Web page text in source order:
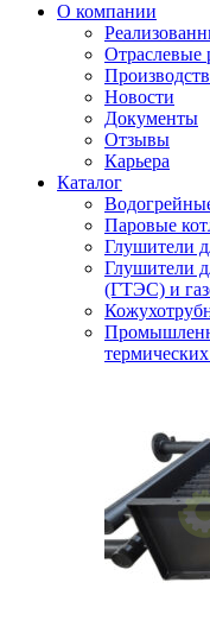
О компании
Отраслевые
Новости
Документы
Отзывы
Карьера
Каталог
Паровые
Глушители
Глушители
(ГТЭС) и